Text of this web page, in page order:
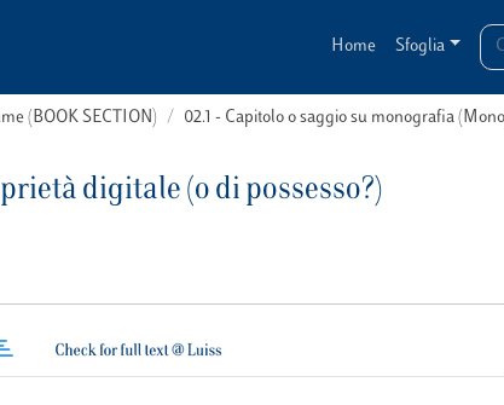
Home Sfoglia
(BOOK SECTION) 02.1 - Capitolo o saggio su monografia
digitale (o di possesso?)